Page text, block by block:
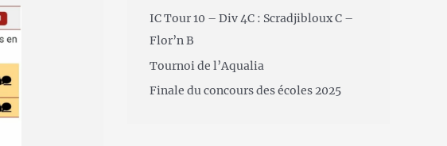
IC Tour 10 – Div 4C : Scradjibloux C –
Flor’n B
Tournoi de l’Aqualia
Finale du concours des écoles 2025